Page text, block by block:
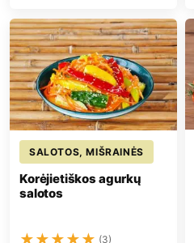
SALOTOS, MIŠRAINĖS
Korėjietiškos agurkų
salotos
★★★★★ (3)